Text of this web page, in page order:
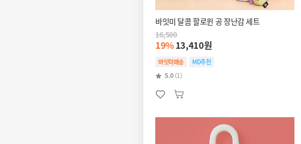
바잇미 달콤 할로윈 공 장난감 세트
16,500
19%13,410원
바잇미배송
MD추천
5.0 (1)